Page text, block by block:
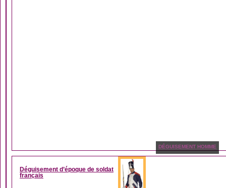
DÉGUISEMENT HOMME
Déguisement d’époque de soldat
français